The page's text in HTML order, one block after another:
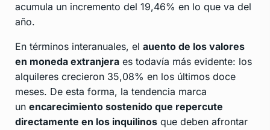
acumula un incremento del 19,46% en lo que va del
año.
En términos interanuales, el auento de los valores
en moneda extranjera es todavía más evidente: los
alquileres crecieron 35,08% en los últimos doce
meses. De esta forma, la tendencia marca
un encarecimiento sostenido que repercute
directamente en los inquilinos que deben afrontar